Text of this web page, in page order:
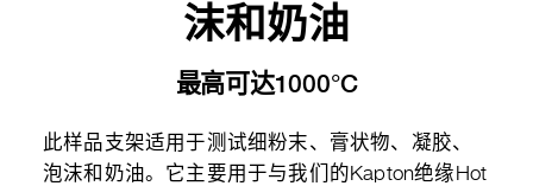
沫和奶油
最高可达1000°C
此样品支架适用于测试细粉末、膏状物、凝胶、
泡沫和奶油。它主要用于与我们的Kapton绝缘Hot